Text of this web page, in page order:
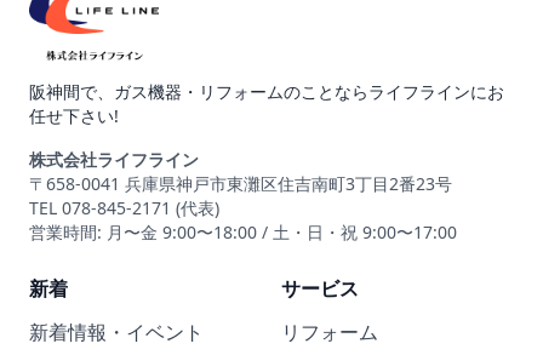
阪神間で、ガス機器・リフォームのことならライフラインにお
任せ下さい!
株式会社ライフライン
〒658-0041 兵庫県神戸市東灘区住吉南町3丁目2番23号
TEL 078-845-2171 (代表)
営業時間: 月〜金 9:00〜18:00 / 土・日・祝 9:00〜17:00
新着
新着情報・イベント
サービス
リフォーム